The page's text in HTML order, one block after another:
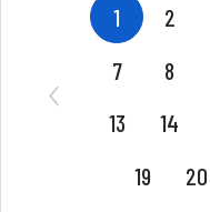
1 2
7
8
13
14
19
20